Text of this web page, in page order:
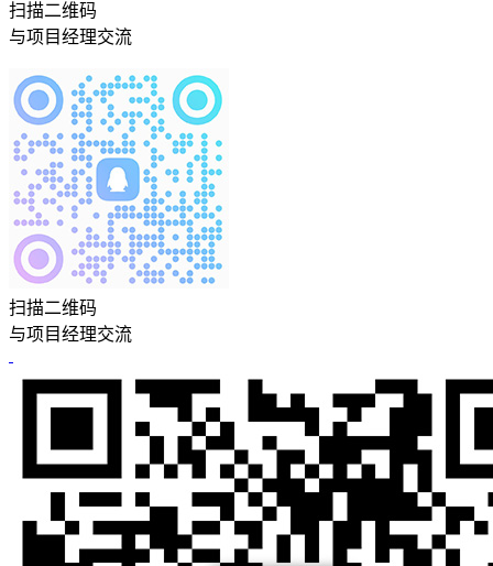
扫描二维码
与项目经理交流
扫描二维码
与项目经理交流